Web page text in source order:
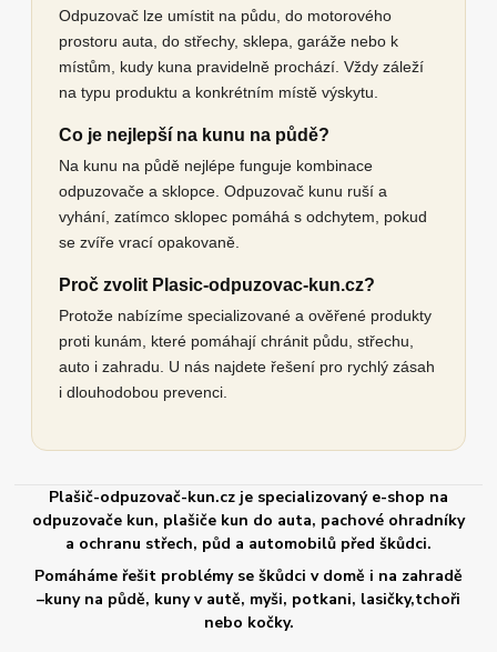
Odpuzovač lze umístit na půdu, do motorového
prostoru auta, do střechy, sklepa, garáže nebo k
místům, kudy kuna pravidelně prochází. Vždy záleží
na typu produktu a konkrétním místě výskytu.
Co je nejlepší na kunu na půdě?
Na kunu na půdě nejlépe funguje kombinace
odpuzovače a sklopce. Odpuzovač kunu ruší a
vyhání, zatímco sklopec pomáhá s odchytem, pokud
se zvíře vrací opakovaně.
Proč zvolit Plasic-odpuzovac-kun.cz?
Protože nabízíme specializované a ověřené produkty
proti kunám, které pomáhají chránit půdu, střechu,
auto i zahradu. U nás najdete řešení pro rychlý zásah
i dlouhodobou prevenci.
Plašič-odpuzovač-kun.cz je specializovaný e-shop na
odpuzovače kun, plašiče kun do auta, pachové ohradníky
a ochranu střech, půd a automobilů před škůdci.
Pomáháme řešit problémy se škůdci v domě i na zahradě
–kuny na půdě, kuny v autě, myši, potkani, lasičky,tchoři
nebo kočky.